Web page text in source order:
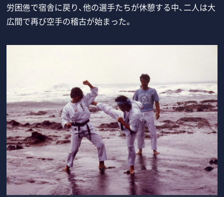
労困憊で宿舎に戻り、他の選手たちが休憩する中、二人は大
広間で再び空手の稽古が始まった。